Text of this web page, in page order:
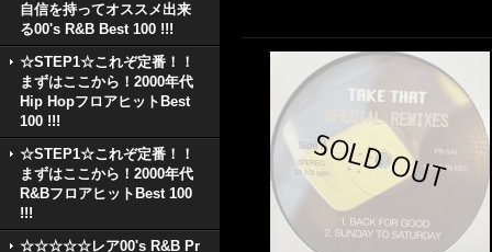
自信を持ってオススメ出来
る00's R&B Best 100 !!!
☆STEP1☆これぞ定番！！
まずはここから！2000年代
Hip HopフロアヒットBest
100 !!!
☆STEP1☆これぞ定番！！
まずはここから！2000年代
R&BフロアヒットBest 100
!!!
☆☆☆☆☆レア00's R&B Pr